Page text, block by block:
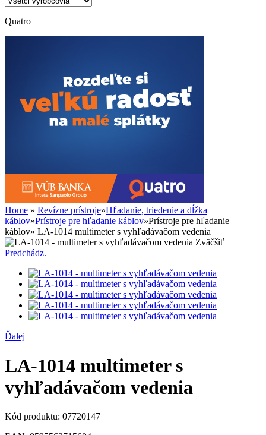
Quatro
Home » Revízne prístroje»Hľadanie, triedenie a dĺžka
káblov»Prístroje pre hľadanie káblov»Prístroje pre hľadanie
káblov» LA-1014 multimeter s vyhľadávačom vedenia
Zväčšiť
Predchádz.
Ďalej
LA-1014 multimeter s
vyhľadávačom vedenia
Kód produktu: 07720147